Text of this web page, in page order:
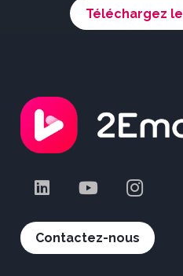
Téléchargez
Contactez-nous